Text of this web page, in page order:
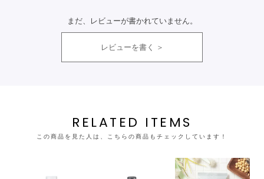
まだ、レビューが書かれていません。
レビューを書く
RELATED ITEMS
この商品を見た人は、こちらの商品もチェックしています！